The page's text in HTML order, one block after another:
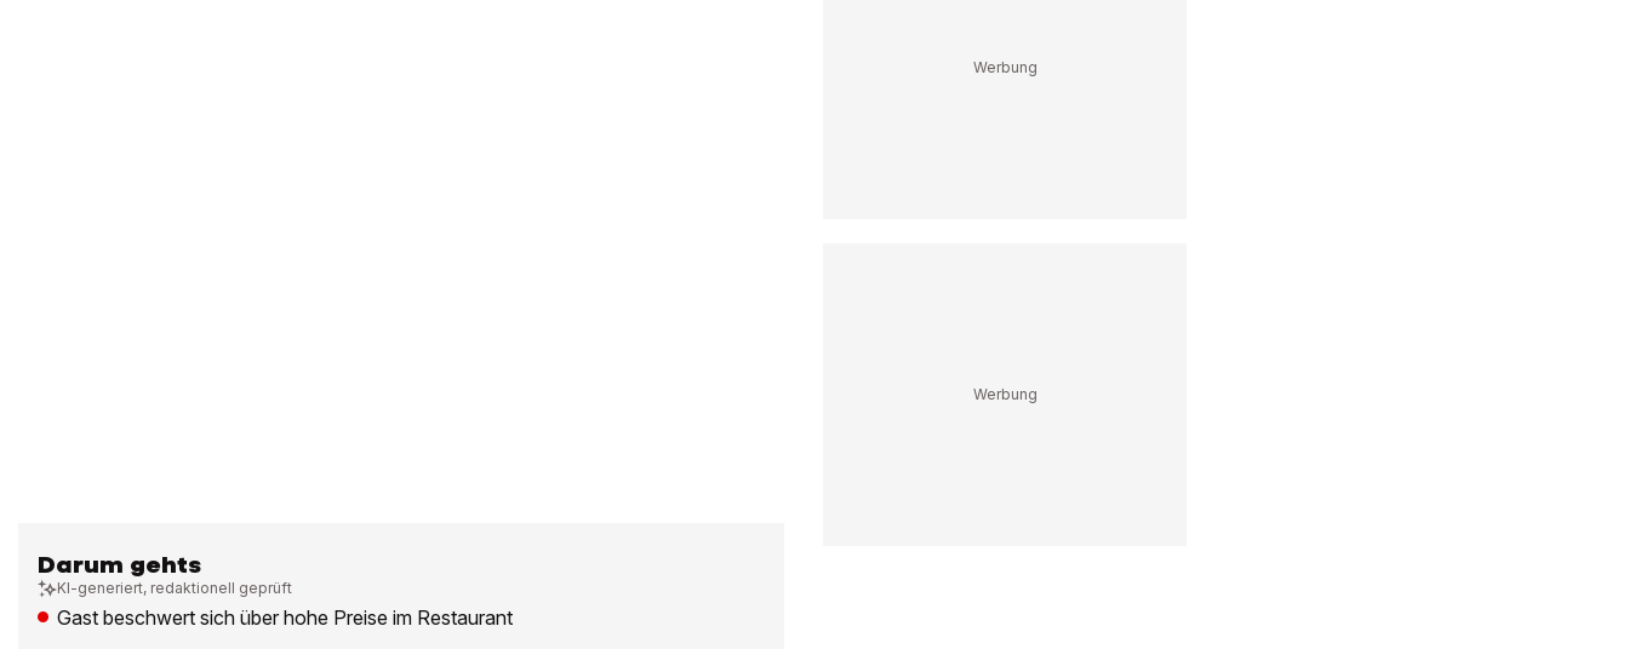
Darum gehts
KI-generiert, redaktionell geprüft
Gast beschwert sich über hohe Preise im Restaurant